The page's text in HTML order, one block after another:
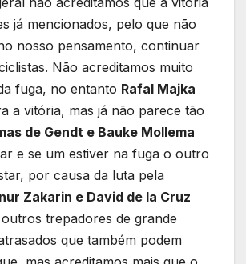
já mencionados, pelo que não
nosso pensamento, continuar
Não acreditamos muito
fuga, no entanto Rafal Majka
a vitória, mas já não parece tão
de Gendt e Bauke Mollema
e se um estiver na fuga o outro
por causa da luta pela
Zakarin e David de la Cruz
trepadores de grande
que também podem